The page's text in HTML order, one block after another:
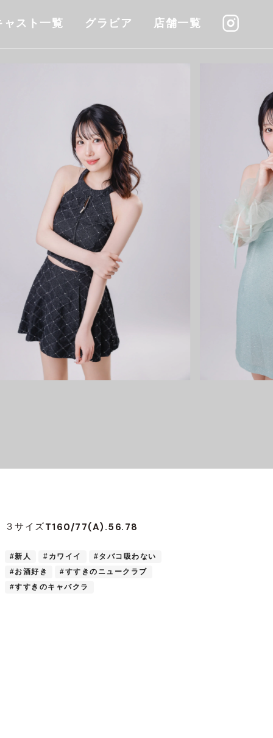
ャスト一覧 グラビア 店舗一覧
３サイズT160/77(A).56.78
#新人 #カワイイ
#タバコ吸わない
#お酒好き
#すすきのニュークラブ
#すすきのキャバクラ